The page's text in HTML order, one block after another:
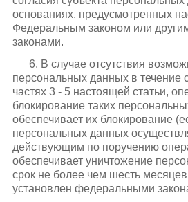
основаниях, предусмотренных
Федеральным законом или
законами.
6. В случае отсутствия
персональных данных в течение
частях 3 - 5 настоящей статьи,
блокирование таких
обеспечивает их блокирование
персональных данных
действующим по поручению
обеспечивает уничтожение
срок не более чем шесть
установлен федеральными